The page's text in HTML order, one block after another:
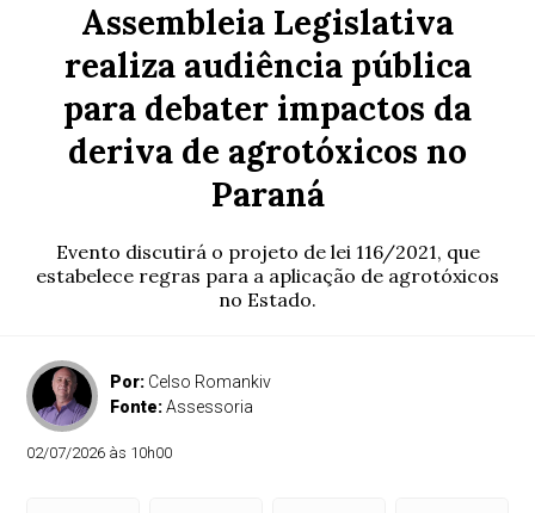
Assembleia Legislativa
realiza audiência pública
para debater impactos da
deriva de agrotóxicos no
Paraná
Evento discutirá o projeto de lei 116/2021, que
estabelece regras para a aplicação de agrotóxicos
no Estado.
Por: Celso Romankiv
Fonte:Assessoria
02/07/2026 às 10h00